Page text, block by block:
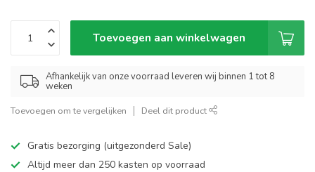
Toevoegen aan winkelwagen
Afhankelijk van onze voorraad leveren wij binnen 1 tot 8
weken
Toevoegen om te vergelijken Deel dit product
Gratis bezorging (uitgezonderd Sale)
Altijd meer dan 250 kasten op voorraad